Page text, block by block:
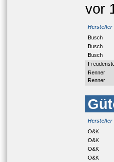
vor
Hersteller
Busch
Busch
Busch
Renner
Renner
Hersteller
O&K
O&K
O&K
O&K